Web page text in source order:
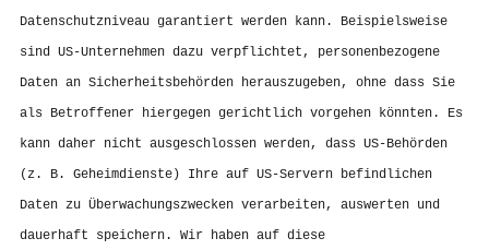
Datenschutzniveau garantiert werden kann. Beispielsweise
sind US-Unternehmen dazu verpflichtet, personenbezogene
Daten an Sicherheitsbehörden herauszugeben, ohne dass Sie
als Betroffener hiergegen gerichtlich vorgehen könnten. Es
kann daher nicht ausgeschlossen werden, dass US-Behörden
(z. B. Geheimdienste) Ihre auf US-Servern befindlichen
Daten zu Überwachungszwecken verarbeiten, auswerten und
dauerhaft speichern. Wir haben auf diese